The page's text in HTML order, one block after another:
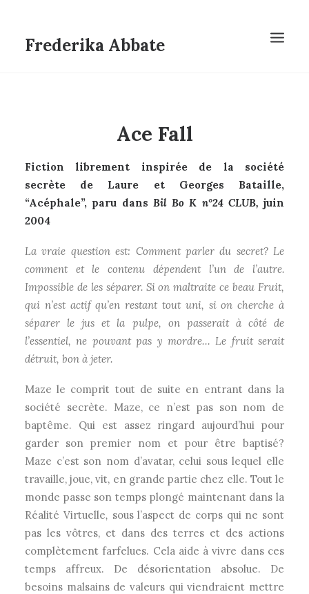
Frederika Abbate
Ace Fall
Fiction librement inspirée de la société
secrète de Laure et Georges Bataille,
“Acéphale”, paru dans Bil Bo K n°24 CLUB, juin
2004
La vraie question est: Comment parler du secret? Le
comment et le contenu dépendent l’un de l’autre.
Impossible de les séparer. Si on maltraite ce beau Fruit,
qui n’est actif qu’en restant tout uni, si on cherche à
séparer le jus et la pulpe, on passerait à côté de
l’essentiel, ne pouvant pas y mordre… Le fruit serait
détruit, bon à jeter.
Maze le comprit tout de suite en entrant dans la
société secrète. Maze, ce n’est pas son nom de
baptême. Qui est assez ringard aujourd’hui pour
garder son premier nom et pour être baptisé?
Maze c’est son nom d’avatar, celui sous lequel elle
travaille, joue, vit, en grande partie chez elle. Tout le
monde passe son temps plongé maintenant dans la
Réalité Virtuelle, sous l’aspect de corps qui ne sont
pas les vôtres, et dans des terres et des actions
complètement farfelues. Cela aide à vivre dans ces
temps affreux. De désorientation absolue. De
besoins malsains de valeurs qui viendraient mettre